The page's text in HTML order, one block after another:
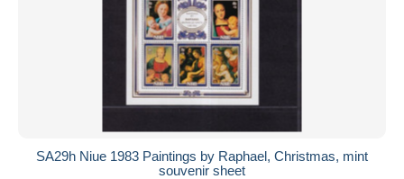
SA29h Niue 1983 Paintings by Raphael, Christmas, mint
souvenir sheet